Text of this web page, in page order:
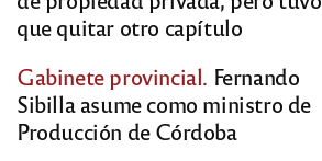
que quitar otro capítulo
Gabinete provincial. Fernando
Sibilla asume como ministro de
Producción de Córdoba